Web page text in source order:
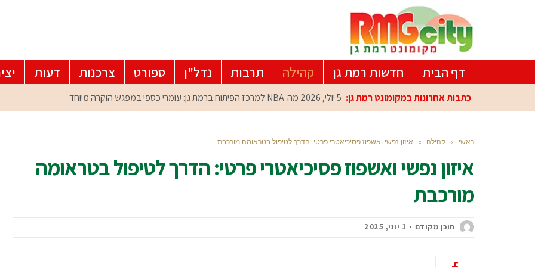
דף הבית חדשות רמת גן קהילה תרבות נדל"ן ספורט צרכנות דעות
כתבות אחרונות במקומונט רמת גן: 5 יולי, 2026 מה-NBA למרכז הפיתוח ברמת גן: עומרי כספי במפגש הוקרה מיוחד
ראשי » קהילה » איזון נפשי ואשפוז פסיכיאטרי פרטי: הדרך לטיפול בטראומה מורכבת
איזון נפשי ואשפוז פסיכיאטרי פרטי: הדרך לטיפול בטראומה
מורכבת
תוכן מקודם 1 יוני, 2025